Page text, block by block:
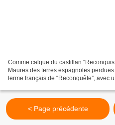
Comme calque du castillan
Maures des terres espagnoles
terme français de “Reconquête”, avec
< Page précédente